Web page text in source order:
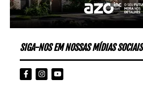
SIGA-NOS EM NOSSAS MÍDIAS SOCIAIS